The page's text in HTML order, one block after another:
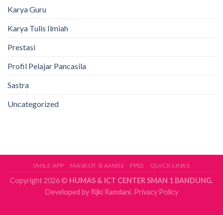
Karya Guru
Karya Tulis Ilmiah
Prestasi
Profil Pelajar Pancasila
Sastra
Uncategorized
SMILE APP MASKOT SI AMBIS PPID QUICK LINKS
Copyright 2026 © HUMAS & ICT CENTER SMAN 1 BANDUNG.
Developed byRijki Ramdani.Privacy Policy